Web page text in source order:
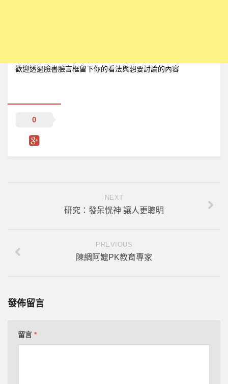
歡迎透過臉書臉言框留下你的看法與想要討論的內容
0
NEXT
研究：發呆恍神 讓人更聰明
PREVIOUS
陳綢阿嬤PK教育專家
發佈留言
留言 *